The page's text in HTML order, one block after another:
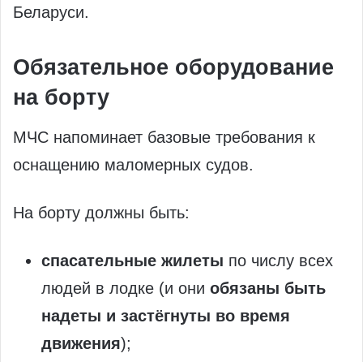
Беларуси.
Обязательное оборудование
на борту
МЧС напоминает базовые требования к
оснащению маломерных судов.
На борту должны быть:
спасательные жилеты по числу всех
людей в лодке (и они обязаны быть
надеты и застёгнуты во время
движения);